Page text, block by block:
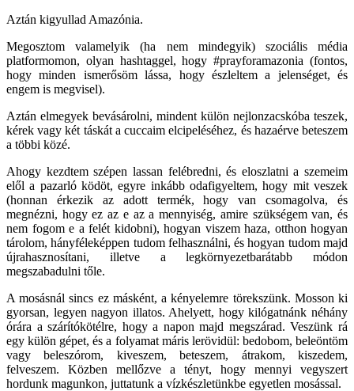
Aztán kigyullad Amazónia.
Megosztom valamelyik (ha nem mindegyik) szociális média
platformomon, olyan hashtaggel, hogy #prayforamazonia (fontos,
hogy minden ismerősöm lássa, hogy észleltem a jelenséget, és
engem is megvisel).
Aztán elmegyek bevásárolni, mindent külön nejlonzacskóba teszek,
kérek vagy két táskát a cuccaim elcipeléséhez, és hazaérve beteszem
a többi közé.
Ahogy kezdtem szépen lassan felébredni, és eloszlatni a szemeim
elől a pazarló ködöt, egyre inkább odafigyeltem, hogy mit veszek
(honnan érkezik az adott termék, hogy van csomagolva, és
megnézni, hogy ez az e az a mennyiség, amire szükségem van, és
nem fogom e a felét kidobni), hogyan viszem haza, otthon hogyan
tárolom, hányféleképpen tudom felhasználni, és hogyan tudom majd
újrahasznosítani, illetve a legkörnyezetbarátabb módon
megszabadulni tőle.
A mosásnál sincs ez másként, a kényelemre törekszünk. Mosson ki
gyorsan, legyen nagyon illatos. Ahelyett, hogy kilógatnánk néhány
órára a szárítókötélre, hogy a napon majd megszárad. Veszünk rá
egy külön gépet, és a folyamat máris lerövidül: bedobom, beleöntöm
vagy beleszórom, kiveszem, beteszem, átrakom, kiszedem,
felveszem. Közben mellőzve a tényt, hogy mennyi vegyszert
hordunk magunkon, juttatunk a vízkészletünkbe egyetlen mosással.